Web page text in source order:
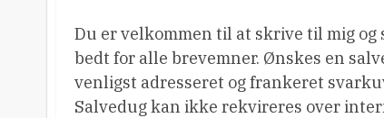
Du er velkommen til at skrive til mig
bedt for alle brevemner. Ønskes en
venligst adresseret og frankeret
Salvedug kan ikke rekvireres over